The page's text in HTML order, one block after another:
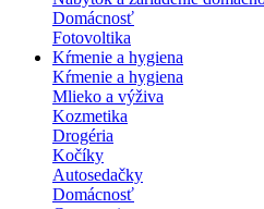
Domácnosť
Fotovoltika
Kŕmenie a hygiena
Kŕmenie a hygiena
Mlieko a výživa
Kozmetika
Drogéria
Kočíky
Autosedačky
Domácnosť